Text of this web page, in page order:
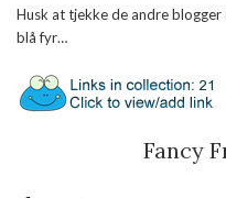
Husk at tjekke de andre
blå fyr…
Fancy